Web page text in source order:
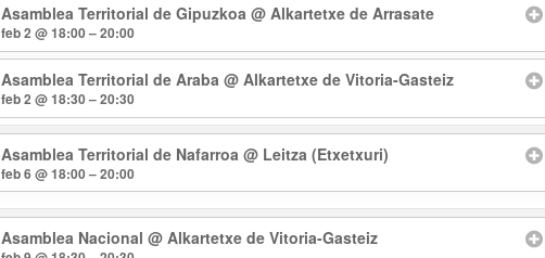
Asamblea Territorial de Gipuzkoa@ Alkartetxe de Arrasate
feb 2 @ 18:00 – 20:00
Asamblea Territorial de Araba@ Alkartetxe de Vitoria-Gasteiz
feb 2 @ 18:30 – 20:30
Asamblea Territorial de Nafarroa@ Leitza (Etxetxuri)
feb 6 @ 18:00 – 20:00
Asamblea Nacional@ Alkartetxe de Vitoria-Gasteiz